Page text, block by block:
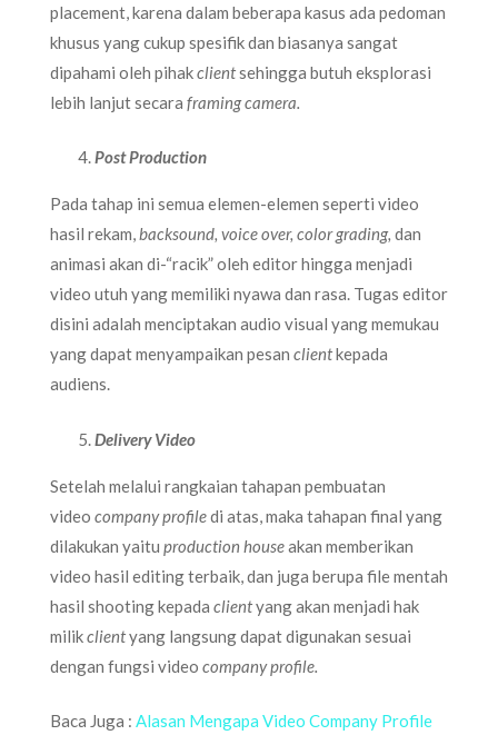
placement, karena dalam beberapa kasus ada pedoman
khusus yang cukup spesifik dan biasanya sangat
dipahami oleh pihakclientsehingga butuh eksplorasi
lebih lanjut secara framing camera.
Post Production
Pada tahap ini semua elemen-elemen seperti video
hasil rekam,backsound, voice over, color grading, dan
animasi akan di-“racik” oleh editor hingga menjadi
video utuh yang memiliki nyawa dan rasa. Tugas editor
disini adalah menciptakan audio visual yang memukau
yang dapat menyampaikan pesan clientkepada
audiens.
Delivery Video
Setelah melalui rangkaian tahapan pembuatan
video company profiledi atas, maka tahapan final yang
dilakukan yaitu production houseakan memberikan
video hasil editing terbaik, dan juga berupa file mentah
hasil shooting kepada clientyang akan menjadi hak
milikclientyang langsung dapat digunakan sesuai
dengan fungsi video company profile.
Baca Juga : Alasan Mengapa Video Company Profile